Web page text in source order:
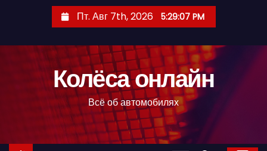
с
Пт. Авг 7th, 2026 5:29:08 PM
Колёса онлайн
Всё об автомобилях